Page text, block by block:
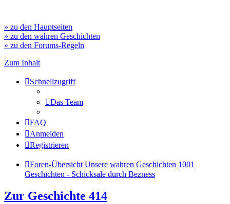
» zu den Hauptseiten
» zu den wahren Geschichten
» zu den Forums-Regeln
Zum Inhalt
Schnellzugriff
Das Team
FAQ
Anmelden
Registrieren
Foren-Übersicht Unsere wahren Geschichten 1001
Geschichten - Schicksale durch Bezness
Zur Geschichte 414